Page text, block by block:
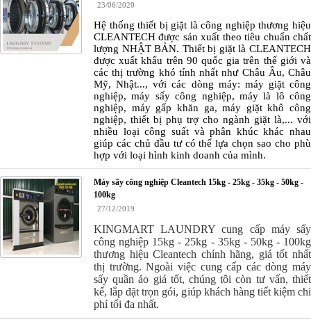
23/06/2020
Hệ thống thiết bị giặt là công nghiệp thương hiệu
CLEANTECH được sản xuất theo tiêu chuẩn chất
lượng NHẬT BẢN. Thiết bị giặt là CLEANTECH
được xuất khẩu trên 90 quốc gia trên thế giới và
các thị trường khó tính nhất như Châu Âu, Châu
Mỹ, Nhật..., với các dòng máy: máy giặt công
nghiệp, máy sấy công nghiệp, máy là lô công
nghiệp, máy gấp khăn ga, máy giặt khô công
nghiệp, thiết bị phụ trợ cho ngành giặt là,... với
nhiều loại công suất và phân khúc khác nhau
giúp các chủ đầu tư có thể lựa chọn sao cho phù
hợp với loại hình kinh doanh của mình.
Máy sấy công nghiệp Cleantech 15kg - 25kg - 35kg - 50kg -
100kg
27/12/2019
KINGMART LAUNDRY cung cấp máy sấy
công nghiệp 15kg - 25kg - 35kg - 50kg - 100kg
thương hiệu Cleantech chính hãng, giá tốt nhất
thị trường. Ngoài việc cung cấp các dòng máy
sấy quần áo giá tốt, chúng tôi còn tư vấn, thiết
kế, lắp đặt trọn gói, giúp khách hàng tiết kiệm chi
phí tối đa nhất.